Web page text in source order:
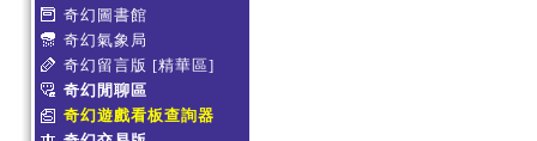
奇幻圖書館
奇幻氣象局
奇幻留言版 [精華區]
奇幻閒聊區
奇幻遊戲看板查詢器